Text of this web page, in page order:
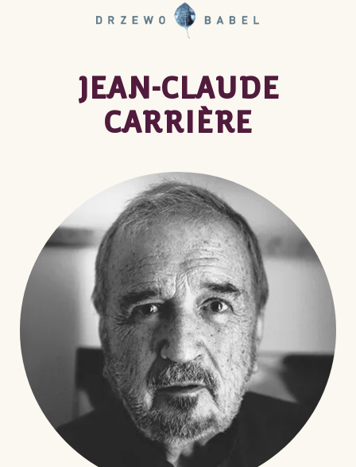
JEAN-CLAUDE
CARRIÈRE